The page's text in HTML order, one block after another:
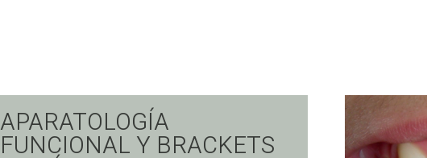
APARATOLOGÍA
FUNCIONAL Y BRACKETS